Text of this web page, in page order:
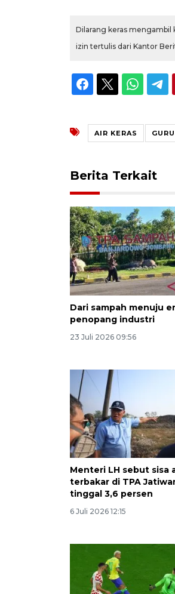
Dilarang keras mengambil
izin tertulis dari Kantor
AIR KERAS GURU
Berita Terkait
Dari sampah menuju
penopang industri
23 Juli 2026 09:56
Menteri LH sebut sisa
terbakar di TPA
tinggal 3,6 persen
6 Juli 2026 12:15